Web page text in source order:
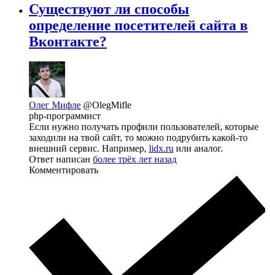
Существуют ли способы
определение посетителей сайта в
Вконтакте?
Олег Мифле @OlegMifle
php-программист
Если нужно получать профили пользователей, которые
заходили на твой сайт, то можно подрубить какой-то
внешний сервис. Например, lidx.ru или аналог.
Ответ написан более трёх лет назад
Комментировать